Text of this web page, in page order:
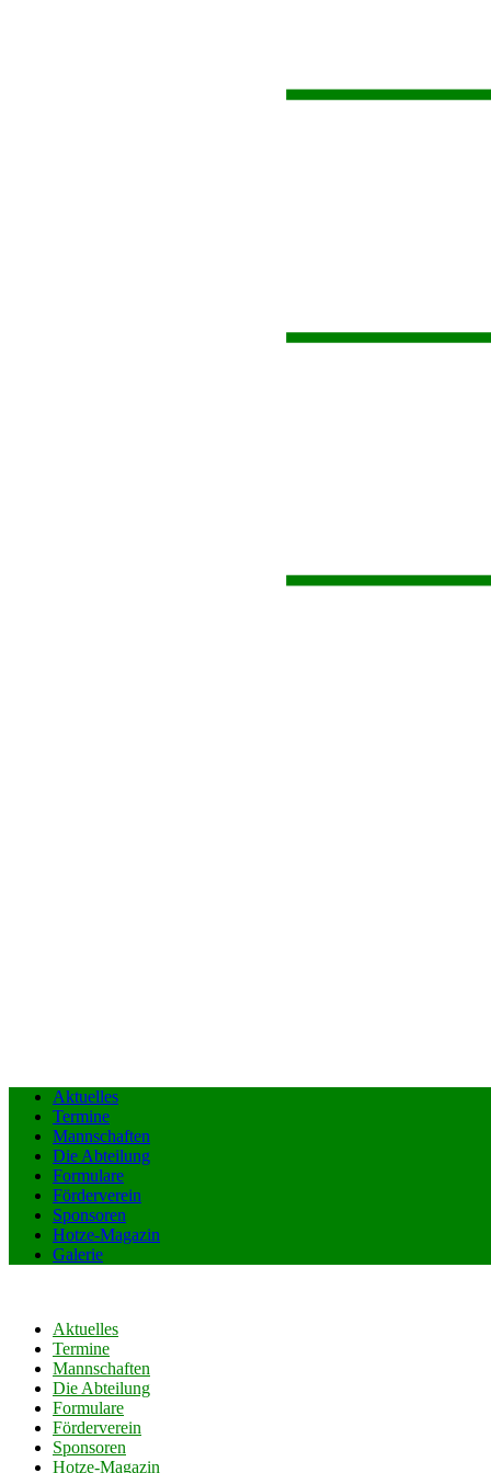
Aktuelles
Termine
Mannschaften
Die Abteilung
Formulare
Förderverein
Sponsoren
Hotze-Magazin
Galerie
Aktuelles
Termine
Mannschaften
Die Abteilung
Formulare
Förderverein
Sponsoren
Hotze-Magazin